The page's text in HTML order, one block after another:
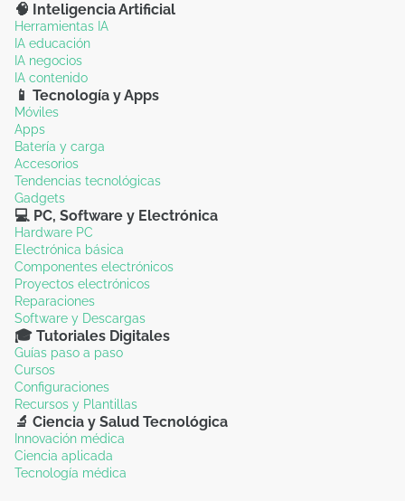
🧠 Inteligencia Artificial
Herramientas IA
IA educación
IA negocios
IA contenido
📱 Tecnología y Apps
Móviles
Apps
Batería y carga
Accesorios
Tendencias tecnológicas
Gadgets
💻 PC, Software y Electrónica
Hardware PC
Electrónica básica
Componentes electrónicos
Proyectos electrónicos
Reparaciones
Software y Descargas
🎓 Tutoriales Digitales
Guías paso a paso
Cursos
Configuraciones
Recursos y Plantillas
🔬 Ciencia y Salud Tecnológica
Innovación médica
Ciencia aplicada
Tecnología médica